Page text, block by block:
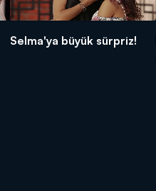
Selma'ya büyük sürpriz!